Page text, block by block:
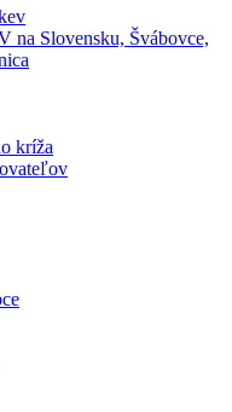
na Slovensku, Švábovce,
kríža